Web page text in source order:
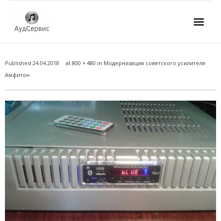
- Ремонт автомагнитол
- Ремонт микшерных пультов и консолей
- Ремонт активной акустики
- Ремонт домашних кинотеатров
- Ремонт музыкальных центров
- Изготовление усилителей
Published 24.04.2018 at 800 × 480 in Модернизация советского усилителя
Амфитон